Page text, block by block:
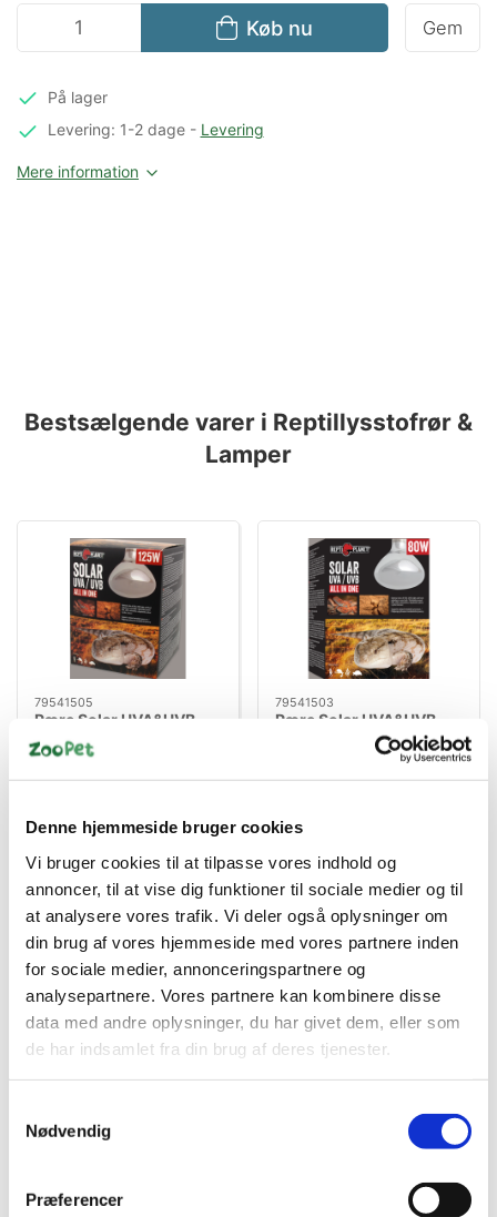
Denne hjemmeside bruger cookies
Vi bruger cookies til at tilpasse vores indhold og
annoncer, til at vise dig funktioner til sociale medier og til
at analysere vores trafik. Vi deler også oplysninger om
din brug af vores hjemmeside med vores partnere inden
for sociale medier, annonceringspartnere og
analysepartnere. Vores partnere kan kombinere disse
data med andre oplysninger, du har givet dem, eller som
de har indsamlet fra din brug af deres tjenester.
Nødvendig
Præferencer
Køb nu Gem
På lager
Levering: 1-2 dage- Levering
Mere information
Bestsælgende varer i Reptillysstofrør &
Lamper
79541505
Pære Solar UVA&UVB
125W
DKK 204,00 ekskl. moms
Køb nu
79541503
Pære Solar UVA&UVB
DKK 196,00 ekskl. moms
Køb nu
På lager